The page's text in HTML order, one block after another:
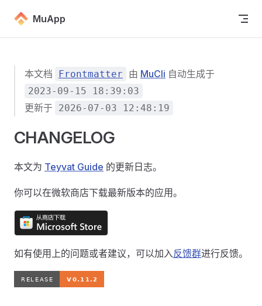
Skip to content
MuApp
本文档 Frontmatter 由 MuCli 自动生成于
2023-09-15 18:39:03
更新于 2026-07-03 12:48:19
CHANGELOG
本文为 Teyvat Guide 的更新日志。
你可以在微软商店下载最新版本的应用。
如有使用上的问题或者建议，可以加入反馈群进行反馈。